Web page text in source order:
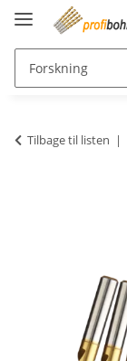
Tilbage til listen